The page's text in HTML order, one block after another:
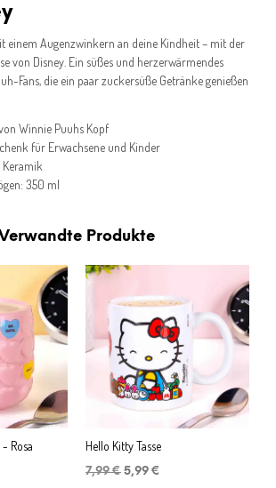
einem Augenzwinkern an deine Kindheit – mit der
von Disney. Ein süßes und herzerwärmendes
Fans, die ein paar zuckersüße Getränke genießen
Winnie Puuhs Kopf
für Erwachsene und Kinder
Keramik
350 ml
Produkte
Rosa Hello Kitty Tasse
7,99€ Ursprünglicher
5,99 €